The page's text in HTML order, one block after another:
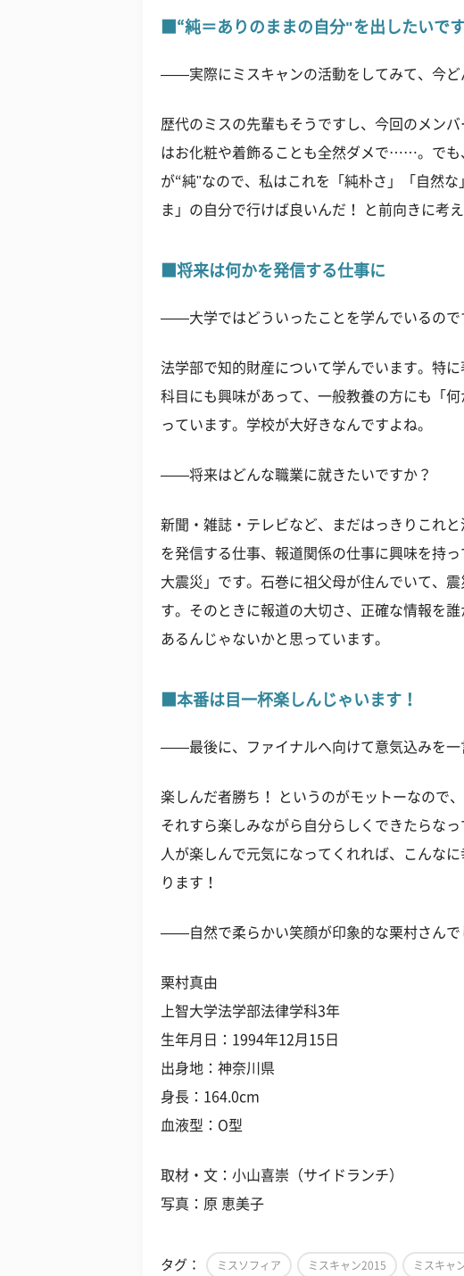
■“純＝ありのままの自分"を出したいで
——実際にミスキャンの活動をしてみて、今ど
歴代のミスの先輩もそうですし、今回のメン
はお化粧や着飾ることも全然ダメで……。でも
が“純"なので、私はこれを「純朴さ」「自然
ま」の自分で行けば良いんだ！ と前向きに考え
■将来は何かを発信する仕事に
——大学ではどういったことを学んでいるので
法学部で知的財産について学んでいます。特
科目にも興味があって、一般教養の方にも「
っています。学校が大好きなんですよね。
——将来はどんな職業に就きたいですか？
新聞・雑誌・テレビなど、まだはっきりこれ
を発信する仕事、報道関係の仕事に興味を持
大震災」です。石巻に祖父母が住んでいて、
す。そのときに報道の大切さ、正確な情報を
あるんじゃないかと思っています。
■本番は目一杯楽しんじゃいます！
——最後に、ファイナルへ向けて意気込みを一
楽しんだ者勝ち！ というのがモットーなので
それすら楽しみながら自分らしくできたらな
人が楽しんで元気になってくれれば、こんな
ります！
——自然で柔らかい笑顔が印象的な栗村さんで
栗村真由
上智大学法学部法律学科3年
生年月日：1994年12月15日
出身地：神奈川県
身長：164.0cm
血液型：O型
取材・文：小山喜崇（サイドランチ）
写真：原 恵美子
タグ： ミスソフィア ミスキャン2015 ミスキャ